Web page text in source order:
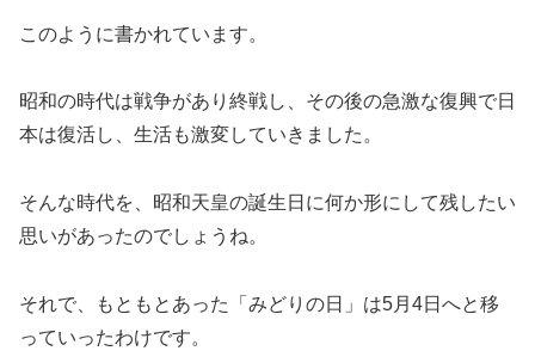
このように書かれています。
昭和の時代は戦争があり終戦し、その後の急激な復興で日
本は復活し、生活も激変していきました。
そんな時代を、昭和天皇の誕生日に何か形にして残したい
思いがあったのでしょうね。
それで、もともとあった「みどりの日」は5月4日へと移
っていったわけです。